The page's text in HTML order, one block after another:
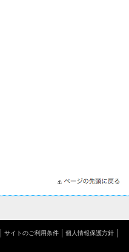
サイトのご利用条件
個人情報保護方針